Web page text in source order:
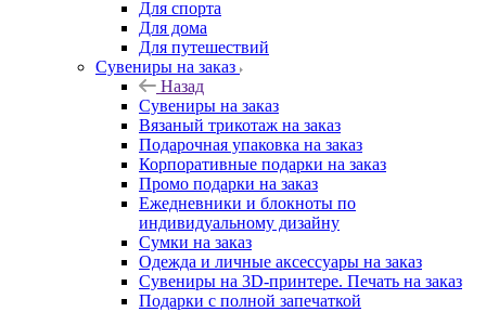
Для спорта
Для дома
Для путешествий
Сувениры на заказ
Назад
Сувениры на заказ
Вязаный трикотаж на заказ
Подарочная упаковка на заказ
Корпоративные подарки на заказ
Промо подарки на заказ
Ежедневники и блокноты по
индивидуальному дизайну
Сумки на заказ
Одежда и личные аксессуары на заказ
Сувениры на 3D-принтере. Печать на заказ
Подарки с полной запечаткой